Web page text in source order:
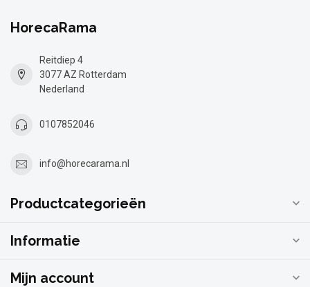
HorecaRama
Reitdiep 4
3077 AZ Rotterdam
Nederland
0107852046
info@horecarama.nl
Productcategorieën
Informatie
Mijn account